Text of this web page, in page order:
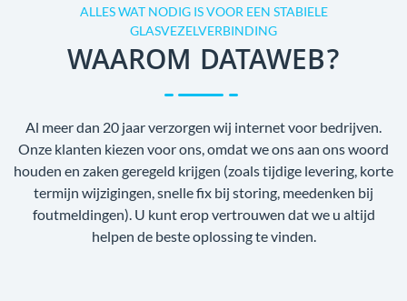
ALLES WAT NODIG IS VOOR EEN STABIELE
GLASVEZELVERBINDING
WAAROM DATAWEB?
Al meer dan 20 jaar verzorgen wij internet voor bedrijven.
Onze klanten kiezen voor ons, omdat we ons aan ons woord
houden en zaken geregeld krijgen (zoals tijdige levering, korte
termijn wijzigingen, snelle fix bij storing, meedenken bij
foutmeldingen). U kunt erop vertrouwen dat we u altijd
helpen de beste oplossing te vinden.